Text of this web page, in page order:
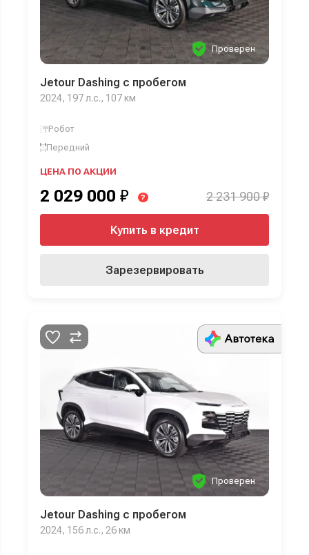
Проверен
Jetour Dashing с пробегом
2024, 197 л.с., 107 км
Робот
Передний
ЦЕНА ПО АКЦИИ
2 029 000 ₽ ? 2 231 900 ₽
Купить в кредит
Зарезервировать
Проверен
Jetour Dashing с пробегом
2024, 156 л.с., 26 км